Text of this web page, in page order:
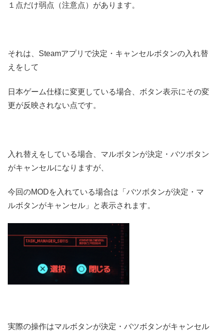
１点だけ弱点（注意点）があります。
それは、Steamアプリで決定・キャンセルボタンの入れ替
えをして
日本ゲーム仕様に変更している場合、ボタン表示にその変
更が反映されない点です。
入れ替えをしている場合、マルボタンが決定・バツボタン
がキャンセルになりますが、
今回のMODを入れている場合は「バツボタンが決定・マ
ルボタンがキャンセル」と表示されます。
実際の操作はマルボタンが決定・バツボタンがキャンセル